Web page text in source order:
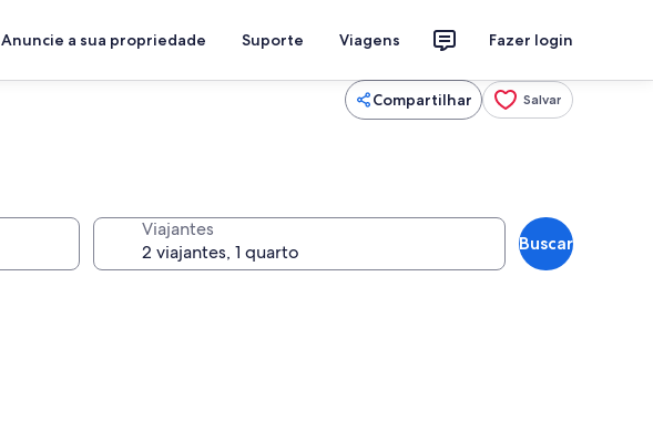
Anuncie a sua propriedade Suporte Viagens Fazer login
Compartilhar Salvar
Viajantes
Buscar